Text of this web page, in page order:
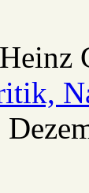
Heinz